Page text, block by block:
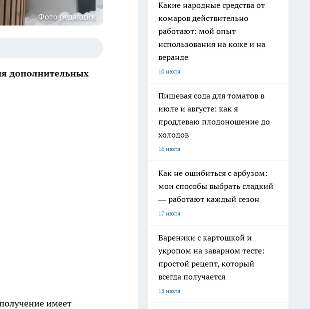
Фото редакции
дополнительных
имеет
Какие народные средства от
комаров действительно
работают: мой опыт
использования на коже и на
веранде
10 июля
Пищевая сода для томатов в
июле и августе: как я
продлеваю плодоношение до
холодов
16 июля
Как не ошибиться с арбузом:
мои способы выбрать сладкий
— работают каждый сезон
17 июля
Вареники с картошкой и
укропом на заварном тесте:
простой рецепт, который
всегда получается
15 июля